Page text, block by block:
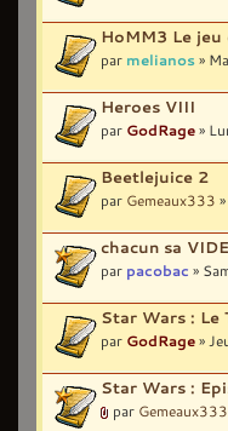
HoMM3 Le jeu
par melianos»
Heroes VIII
par GodRage»
Beetlejuice 2
par Gemeaux333
chacun sa
par pacobac »
Star Wars : Le
par GodRage»
Star Wars :
par Gemeaux333